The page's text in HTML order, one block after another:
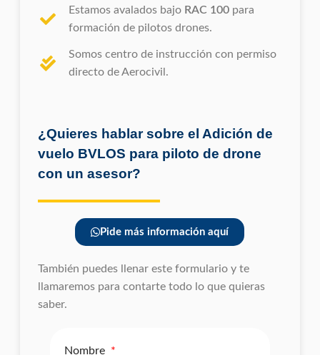
Estamos avalados bajo RAC 100para
formación de pilotos drones.
Somos centro de instrucción con permiso
directo de Aerocivil.
¿Quieres hablar sobre el Adición de
vuelo BVLOS para piloto de drone
con un asesor?
Pide más información aquí
También puedes llenar este formulario y te
llamaremos para contarte todo lo que quieras
saber.
Nombre